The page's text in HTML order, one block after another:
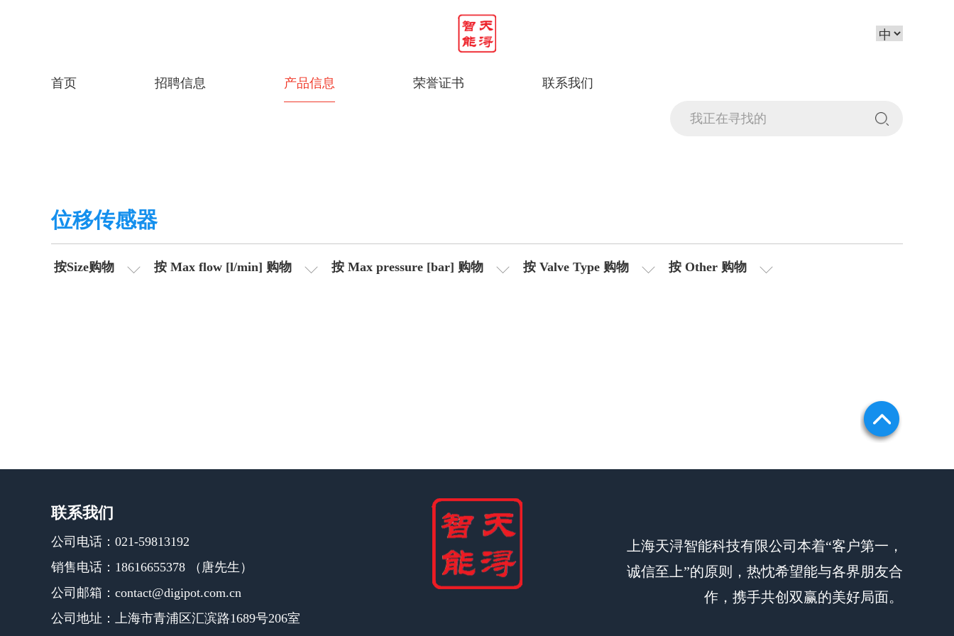
首页 招聘信息 产品信息 荣誉证书 联系我们
位移传感器
按Size购物 按 Max flow [l/min] 购物 按 Max pressure [bar] 购物 按 Valve Type 购物 按 Other 购物
联系我们
公司电话：021-59813192
销售电话：18616655378 （唐先生）
公司邮箱：contact@digipot.com.cn
公司地址：上海市青浦区汇滨路1689号206室
上海天浔智能科技有限公司本着“客户第一，
诚信至上”的原则，热忱希望能与各界朋友合
作，携手共创双赢的美好局面。